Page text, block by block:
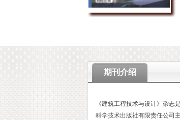
期刊介绍
《建筑工程技术与设计》杂
科学技术出版社有限责任公司